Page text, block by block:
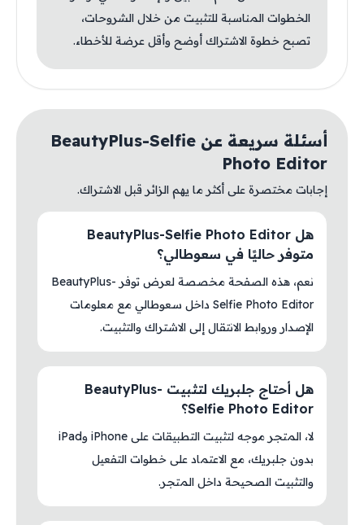
الخطوات المناسبة للتثبيت من خلال الشروحات،
تصبح خطوة الاشتراك أوضح وأقل عرضة للأخطاء.
أسئلة سريعة عن BeautyPlus-Selfie
Photo Editor
إجابات مختصرة على أكثر ما يهم الزائر قبل الاشتراك.
هل BeautyPlus-Selfie Photo Editor
متوفر حاليًا في سعوطالي؟
نعم، هذه الصفحة مخصصة لعرض توفر BeautyPlus-
Selfie Photo Editor داخل سعوطالي مع معلومات
الإصدار وروابط الانتقال إلى الاشتراك والتثبيت.
هل أحتاج جلبريك لتثبيت BeautyPlus-
Selfie Photo Editor؟
لا، المتجر موجه لتثبيت التطبيقات على iPhone وiPad
بدون جلبريك، مع الاعتماد على خطوات التفعيل
والتثبيت الصحيحة داخل المتجر.